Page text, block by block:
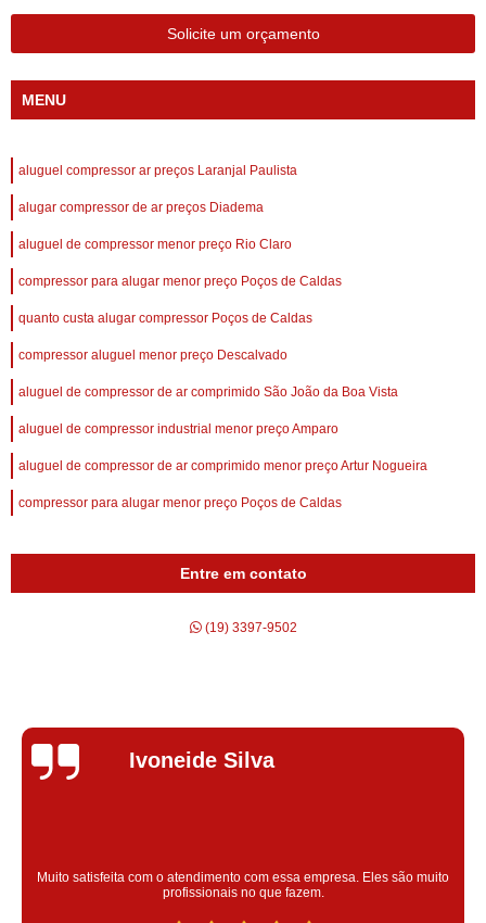
Solicite um orçamento
MENU
aluguel compressor ar preços Laranjal Paulista
alugar compressor de ar preços Diadema
aluguel de compressor menor preço Rio Claro
compressor para alugar menor preço Poços de Caldas
quanto custa alugar compressor Poços de Caldas
compressor aluguel menor preço Descalvado
aluguel de compressor de ar comprimido São João da Boa Vista
aluguel de compressor industrial menor preço Amparo
aluguel de compressor de ar comprimido menor preço Artur Nogueira
compressor para alugar menor preço Poços de Caldas
Entre em contato
(19) 3397-9502
Silvana Alves
Super satisfeita com o serviço prestado, atendimento muito bom!
colaoradores educado e transparente, destaque para o colaborador
Claudinei excelente profissional!